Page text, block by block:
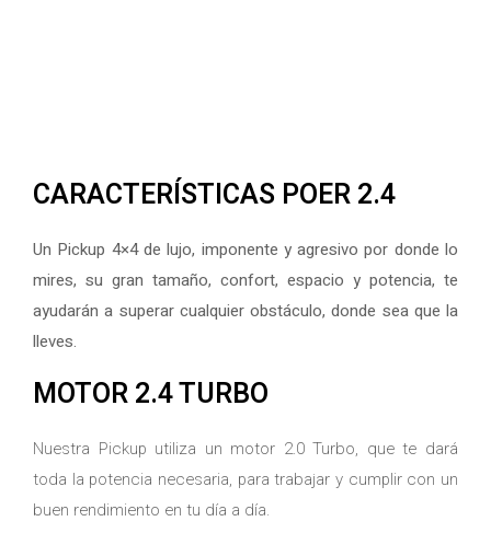
CARACTERÍSTICAS POER 2.4
Un Pickup 4×4 de lujo, imponente y agresivo por donde lo
mires, su gran tamaño, confort, espacio y potencia, te
ayudarán a superar cualquier obstáculo, donde sea que la
lleves.
MOTOR 2.4 TURBO
Nuestra Pickup utiliza un motor 2.0 Turbo, que te dará
toda la potencia necesaria, para trabajar y cumplir con un
buen rendimiento en tu día a día.